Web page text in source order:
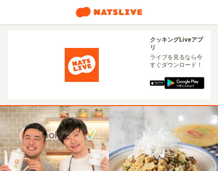
クッキングLiveアプ
リ
ライブを見るなら今
すぐダウンロード！